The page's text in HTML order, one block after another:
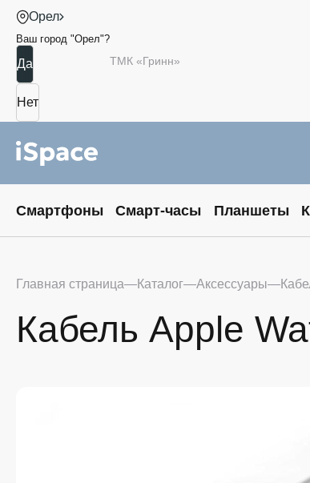
Орел
Ваш город "Орел"?
ТМК «Гринн»
Смартфоны Смарт-часы Планшеты
Главная страница Каталог Аксессуары
Кабель Apple